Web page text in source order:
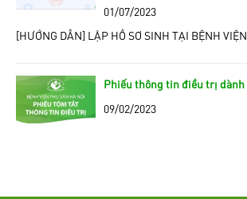
01/07/2023
[HƯỚNG DẪN] LẬP HỒ SƠ SINH TẠI BỆNH
Phiếu thông tin điều trị dành
09/02/2023